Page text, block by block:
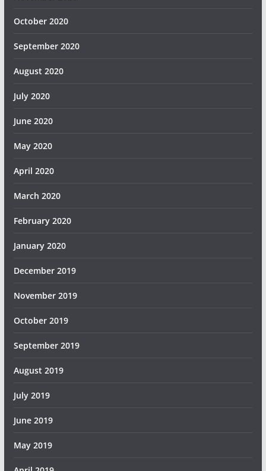
October 2020
September 2020
August 2020
July 2020
June 2020
May 2020
April 2020
March 2020
February 2020
January 2020
December 2019
November 2019
October 2019
September 2019
August 2019
July 2019
June 2019
May 2019